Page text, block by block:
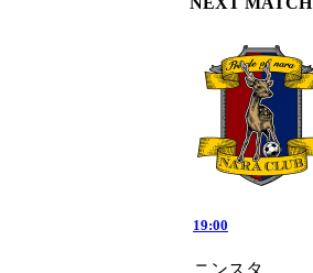
19:00
ニンスタ